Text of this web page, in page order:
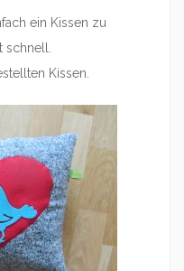
ein Kissen zu
Kissen.